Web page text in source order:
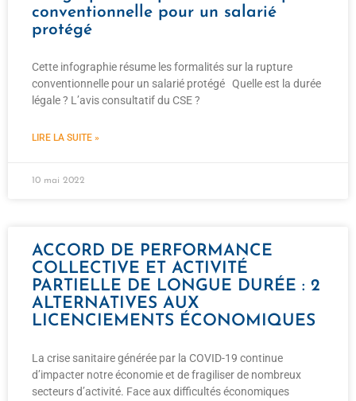
conventionnelle pour un salarié
protégé
Cette infographie résume les formalités sur la rupture
conventionnelle pour un salarié protégé Quelle est la durée
légale ? L’avis consultatif du CSE ?
LIRE LA SUITE »
10 mai 2022
ACCORD DE PERFORMANCE
COLLECTIVE ET ACTIVITÉ
PARTIELLE DE LONGUE DURÉE : 2
ALTERNATIVES AUX
LICENCIEMENTS ÉCONOMIQUES
La crise sanitaire générée par la COVID-19 continue
d’impacter notre économie et de fragiliser de nombreux
secteurs d’activité. Face aux difficultés économiques